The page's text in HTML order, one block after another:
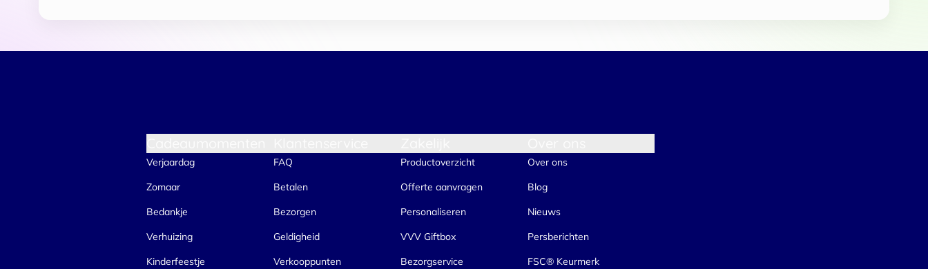
Verjaardag
Zomaar
Bedankje
Verhuizing
Kinderfeestje
FAQ
Betalen
Bezorgen
Geldigheid
Verkooppunten
Productoverzicht
Offerte aanvragen
Personaliseren
VVV Giftbox
Bezorgservice
Over ons
Blog
Nieuws
Persberichten
FSC® Keurmerk